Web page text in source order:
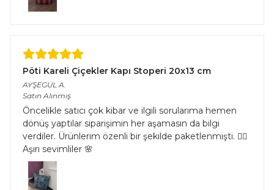
Pöti Kareli Çiçekler Kapı Stoperi 20x13 cm
AYŞEGÜL A.
Satın Alınmış
Öncelikle satıcı çok kibar ve ilgili sorularıma hemen
dönüş yaptılar siparişimin her aşamasın da bilgi
verdiler. Ürünlerim özenli bir şekilde paketlenmişti. 👌🏻
Aşırı sevimliler 🌸